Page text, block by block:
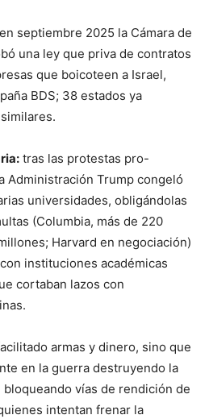
en septiembre 2025 la Cámara de
una ley que priva de contratos
que boicoteen a Israel,
BDS; 38 estados ya
tras las protestas pro-
Administración Trump congeló
universidades, obligándolas
(Columbia, más de 220
Harvard en negociación)
instituciones académicas
cortaban lazos con
armas y dinero, sino que
en la guerra destruyendo la
vías de rendición de
intentan frenar la